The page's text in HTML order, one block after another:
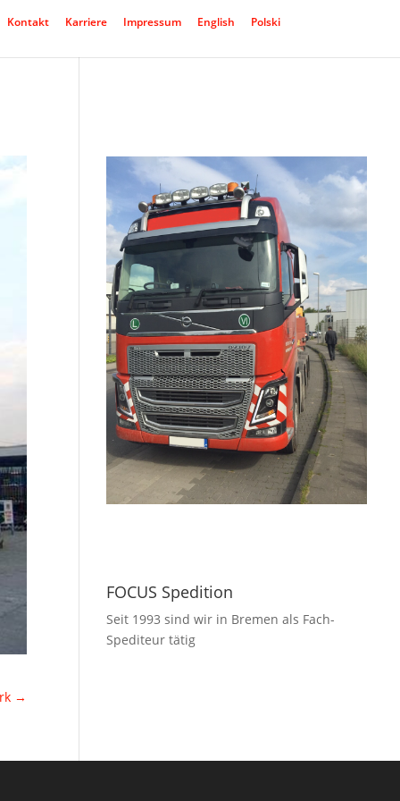
Kontakt Karriere Impressum English Polski
→
FOCUS Spedition
Seit 1993 sind wir in Bremen als Fach-
Spediteur tätig